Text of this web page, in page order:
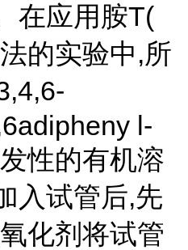
在应用胺T(
的实验中,所
l-
性的有机溶
入试管后,先
化剂将试管